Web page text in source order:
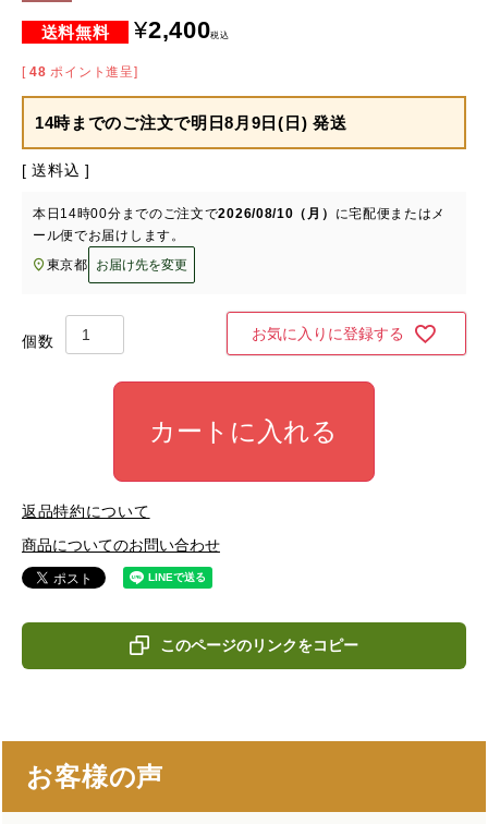
¥2,400税込
[ 48 ポイント進呈]
14時までのご注文で明日8月9日(日) 発送
送料込
本日 14時00分 までのご注文で2026/08/10（月） に宅配便またはメ
ール便でお届けします。
東京都
お届け先を変更
お気に入りに登録する
カートに入れる
返品特約について
商品についてのお問い合わせ
このページのリンクをコピー
お客様の声